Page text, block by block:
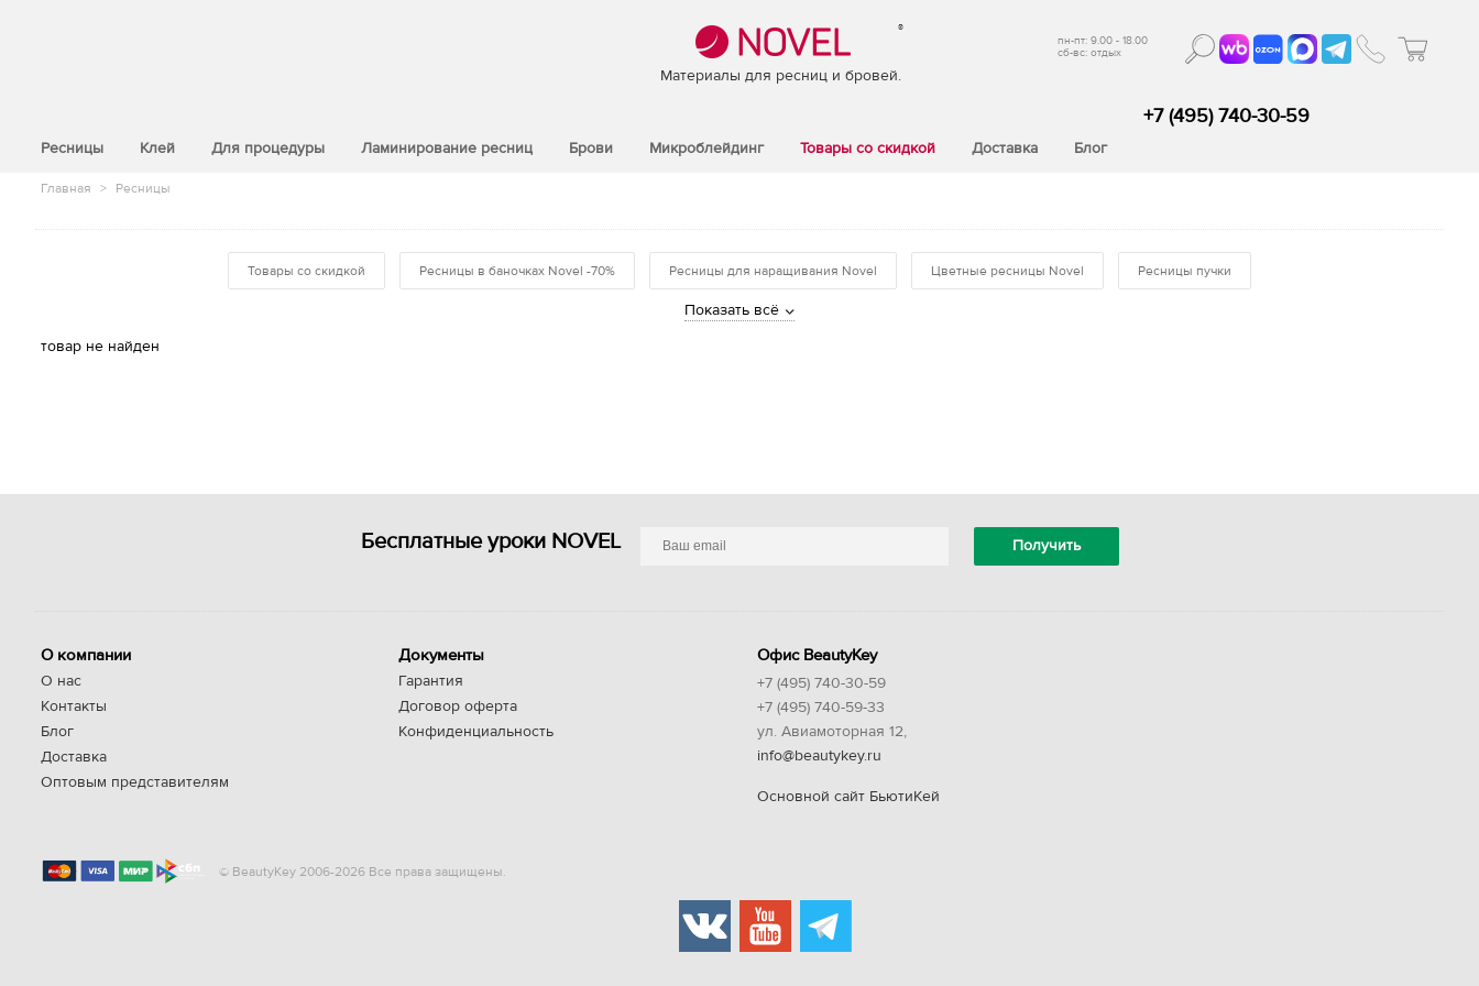
®
Материалы для ресниц и бровей.
пн-пт: 9.00 - 18.00
сб-вс: отдых
Ресницы Клей Для процедуры Ламинирование ресниц Брови Микроблейдинг Товары со скидкой Доставка Блог
+7 (495) 740-30-59
Главная > Ресницы
Товары со скидкой Ресницы в баночках Novel -70% Ресницы для наращивания Novel Цветные ресницы Novel Ресницы пучки
Показать всё
товар не найден
Бесплатные уроки NOVEL
О компании
О нас
Контакты
Блог
Доставка
Оптовым представителям
Документы
Гарантия
Договор оферта
Конфиденциальность
Офис BeautyKey
+7 (495) 740-30-59
+7 (495) 740-59-33
ул. Авиамоторная 12,
info@beautykey.ru
Основной сайт БьютиКей
© BeautyKey 2006-2026 Все права защищены.